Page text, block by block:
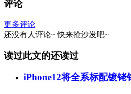
评论
更多评论
还没有人评论~ 快来抢沙发吧~
读过此文的还读过
iPhone12将全系标配镀铑